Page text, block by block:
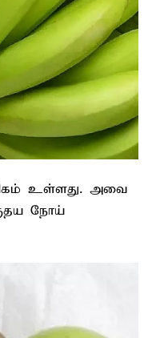
உள்ளது. அவை
நோய்